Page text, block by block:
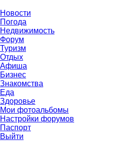
Новости
Погода
Недвижимость
Форум
Туризм
Отдых
Афиша
Бизнес
Знакомства
Еда
Здоровье
Мои фотоальбомы
Настройки форумов
Паспорт
Выйти